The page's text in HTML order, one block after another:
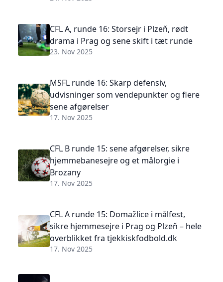
CFL A, runde 16: Storsejr i Plzeň, rødt
drama i Prag og sene skift i tæt runde
23. Nov 2025
MSFL runde 16: Skarp defensiv,
udvisninger som vendepunkter og flere
sene afgørelser
17. Nov 2025
CFL B runde 15: sene afgørelser, sikre
hjemmebanesejre og et målorgie i
Brozany
17. Nov 2025
CFL A runde 15: Domažlice i målfest,
sikre hjemmesejre i Prag og Plzeň – hele
overblikket fra tjekkiskfodbold.dk
17. Nov 2025